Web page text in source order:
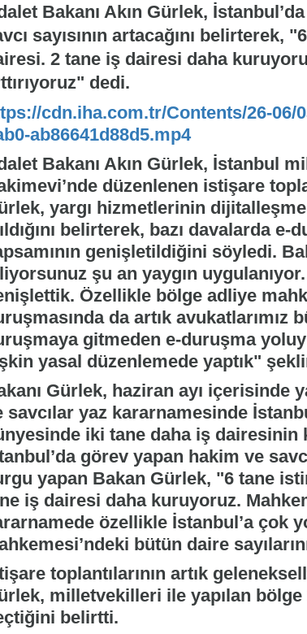
Bakanı Akın Gürlek,
sayısının artacağını belirterek,
2 tane iş dairesi daha
dedi.
cdn.iha.com.tr/Contents/26-06/
ab86641d88d5.mp4
Bakanı Akın Gürlek, İstanbul
düzenlenen istişare
yargı hizmetlerinin
belirterek, bazı davalarda e-
genişletildiğini söyledi.
şu an yaygın uygulanıyor.
Özellikle bölge adliye
da artık avukatlarımız
gitmeden e-duruşma
yasal düzenlemede yaptık"
Gürlek, haziran ayı içerisinde
savcılar yaz kararnamesinde
iki tane daha iş dairesinin
görev yapan hakim ve
yapan Bakan Gürlek, "6 tane
iş dairesi daha kuruyoruz.
özellikle İstanbul’a çok
bütün daire
toplantılarının artık
milletvekilleri ile yapılan bölge
belirtti.